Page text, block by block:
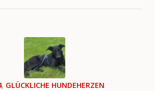
, GLÜCKLICHE HUNDEHERZEN